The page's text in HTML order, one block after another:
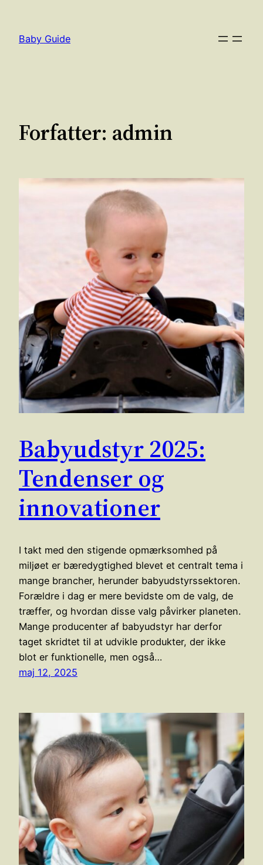
indhold
Baby Guide
Forfatter: admin
Babyudstyr 2025:
Tendenser og
innovationer
I takt med den stigende opmærksomhed på
miljøet er bæredygtighed blevet et centralt tema i
mange brancher, herunder babyudstyrssektoren.
Forældre i dag er mere bevidste om de valg, de
træffer, og hvordan disse valg påvirker planeten.
Mange producenter af babyudstyr har derfor
taget skridtet til at udvikle produkter, der ikke
blot er funktionelle, men også…
maj 12, 2025